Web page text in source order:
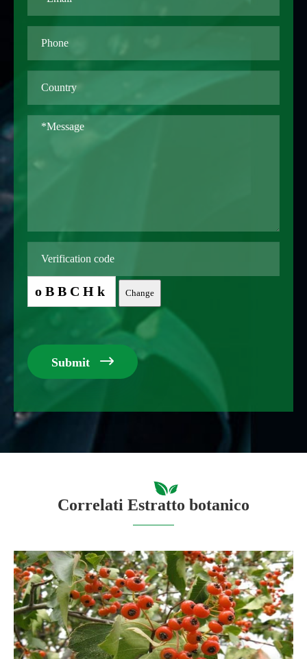
oBBCHk Change
Submit 
Correlati Estratto botanico